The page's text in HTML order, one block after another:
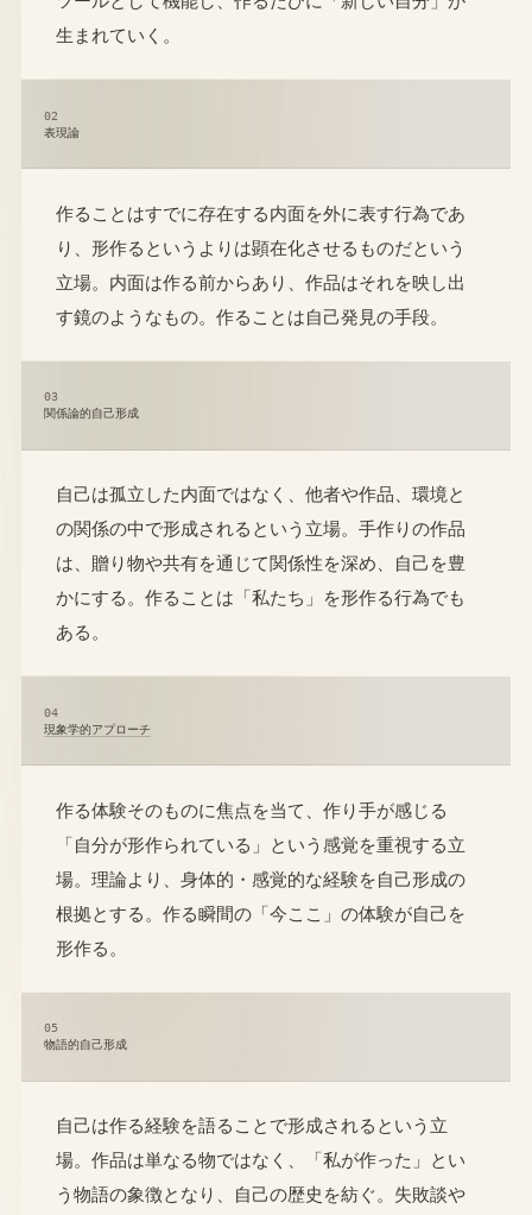
生まれていく。
02
表現論
作ることはすでに存在する内面を外に表す行為であ
り、形作るというよりは顕在化させるものだという
立場。内面は作る前からあり、作品はそれを映し出
す鏡のようなもの。作ることは自己発見の手段。
03
関係論的自己形成
自己は孤立した内面ではなく、他者や作品、環境と
の関係の中で形成されるという立場。手作りの作品
は、贈り物や共有を通じて関係性を深め、自己を豊
かにする。作ることは「私たち」を形作る行為でも
ある。
04
現象学的アプローチ
作る体験そのものに焦点を当て、作り手が感じる
「自分が形作られている」という感覚を重視する立
場。理論より、身体的・感覚的な経験を自己形成の
根拠とする。作る瞬間の「今ここ」の体験が自己を
形作る。
05
物語的自己形成
自己は作る経験を語ることで形成されるという立
場。作品は単なる物ではなく、「私が作った」とい
う物語の象徴となり、自己の歴史を紡ぐ。失敗談や